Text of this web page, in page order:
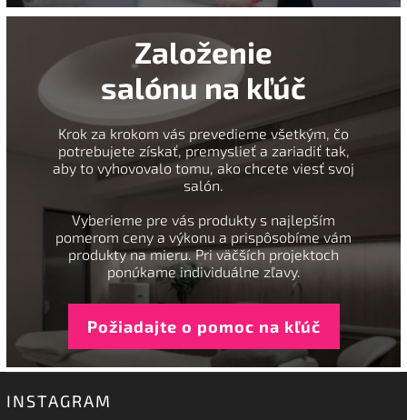
Založenie
salónu na kľúč
Krok za krokom vás prevedieme všetkým, čo
potrebujete získať, premyslieť a zariadiť tak,
aby to vyhovovalo tomu, ako chcete viesť svoj
salón.
Vyberieme pre vás produkty s najlepším
pomerom ceny a výkonu a prispôsobíme vám
produkty na mieru. Pri väčších projektoch
ponúkame individuálne zľavy.
Požiadajte o pomoc na kľúč
INSTAGRAM